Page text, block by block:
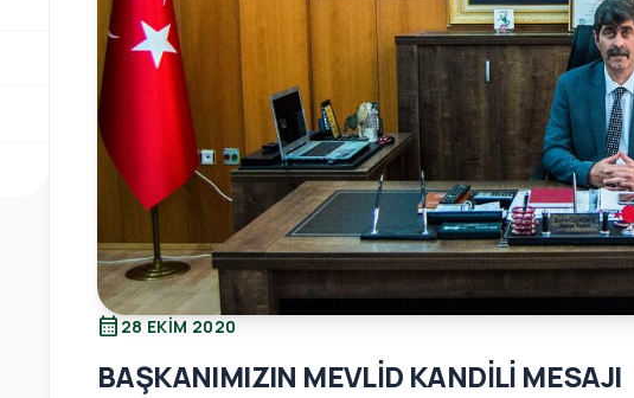
calendar_month 28 EKIM 2020
BAŞKANIMIZIN MEVLİD KANDİLİ MESAJI